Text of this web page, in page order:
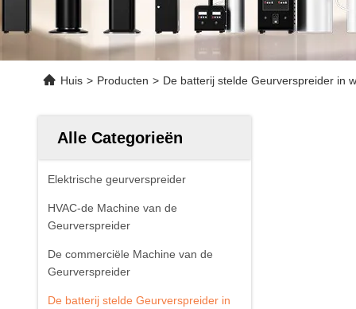
Huis > Producten > De batterij stelde Geurverspreider in
Alle Categorieën
Elektrische geurverspreider
HVAC-de Machine van de
Geurverspreider
De commerciële Machine van de
Geurverspreider
De batterij stelde Geurverspreider in